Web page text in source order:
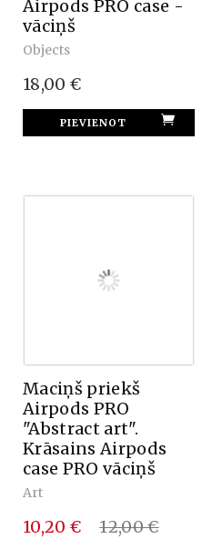
Airpods PRO case -
vāciņš
Objects
18,00 €
Maciņš priekš
Airpods PRO
"Abstract art".
Krāsains Airpods
case PRO vāciņš
Art
10,20 € 12,00 €